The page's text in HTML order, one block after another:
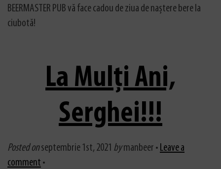
BEERMASTER PUB vă face cadou de ziua de naștere bere la
ciubotă!
La Mulți Ani,
Serghei!!!
Posted onseptembrie 1st, 2021 bymanbeer • Leave a
comment •